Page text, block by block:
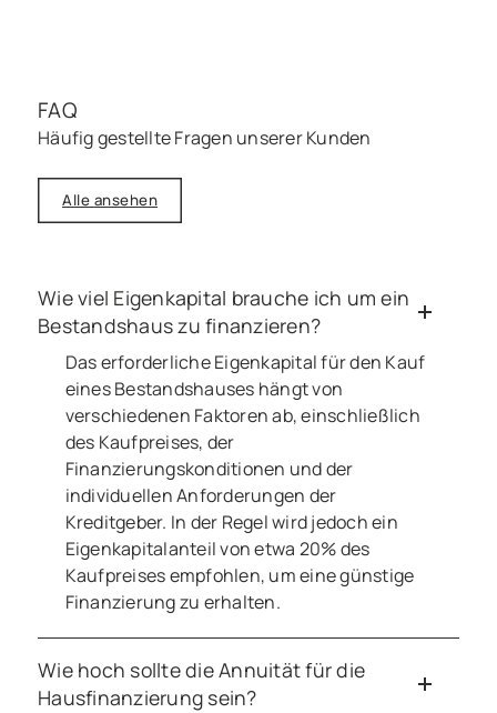
FAQ
Häufig gestellte Fragen unserer Kunden
Alle ansehen
Wie viel Eigenkapital brauche ich um ein
Bestandshaus zu finanzieren?
Das erforderliche Eigenkapital für den Kauf
eines Bestandshauses hängt von
verschiedenen Faktoren ab, einschließlich
des Kaufpreises, der
Finanzierungskonditionen und der
individuellen Anforderungen der
Kreditgeber. In der Regel wird jedoch ein
Eigenkapitalanteil von etwa 20% des
Kaufpreises empfohlen, um eine günstige
Finanzierung zu erhalten.
Wie hoch sollte die Annuität für die
Hausfinanzierung sein?